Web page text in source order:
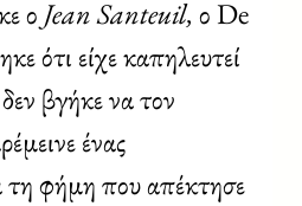
ο Jean Santeuil, ο De
ότι είχε καπηλευτεί
βγήκε να τον
ένας
φήμη που απέκτησε